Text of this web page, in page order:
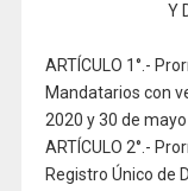
Y
ARTÍCULO 1°.-
Mandatarios con
2020 y 30 de
ARTÍCULO 2°.-
Registro Único de